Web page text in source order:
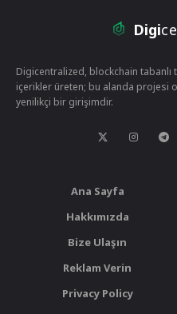
Digi
Digicentralized, blockchain
içerikler üreten; bu alanda projesi
yenilikçi bir girişimdir.
Ana Sayfa
Hakkımızda
Bize Ulaşın
Reklam Verin
Privacy Policy